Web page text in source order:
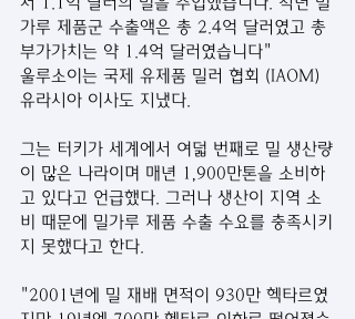
가루 제품군 수출액은 총 2.4억 달러였고 총
부가가치는 약 1.4억 달러였습니다"
울루소이는 국제 유제품 밀러 협회 (IAOM)
유라시아 이사도 지냈다.
그는 터키가 세계에서 여덟 번째로 밀 생산량
이 많은 나라이며 매년 1,900만톤을 소비하
고 있다고 언급했다. 그러나 생산이 지역 소
비 때문에 밀가루 제품 수출 수요를 충족시키
지 못했다고 한다.
"2001년에 밀 재배 면적이 930만 헥타르였